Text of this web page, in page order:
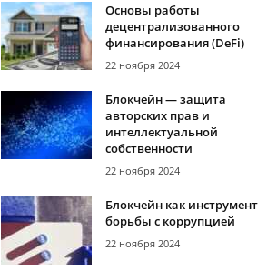
Основы работы
децентрализованного
финансирования (DeFi)
22 ноября 2024
Блокчейн — защита
авторских прав и
интеллектуальной
собственности
22 ноября 2024
Блокчейн как инструмент
борьбы с коррупцией
22 ноября 2024